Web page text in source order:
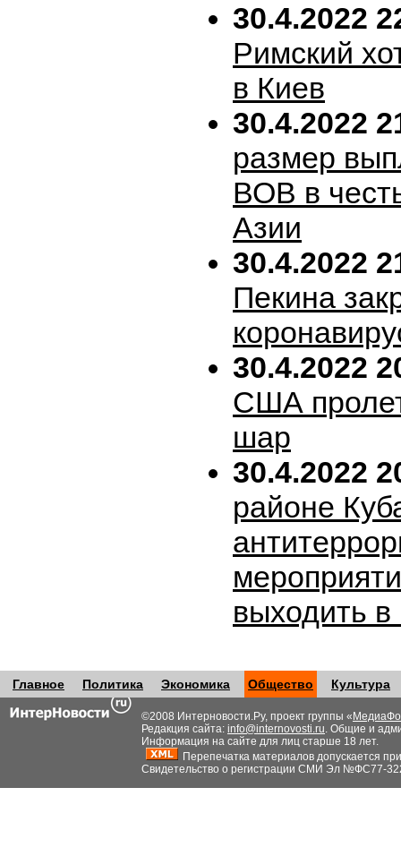
30.4.2022
Римский
в Киев
30.4.2022
размер
ВОВ в
Азии
30.4.2022
Пекина
30.4.2022
США
шар
30.4.2022
районе
выходить
Главное Политика Экономика Общество Культура
©2008 Интерновости.Ру, проект группы «
Редакция сайта: info@internovosti.ru. Общие и
Информация на сайте для лиц старше 18 лет.
Перепечатка материалов допускается
Свидетельство о регистрации СМИ Эл №ФС77-